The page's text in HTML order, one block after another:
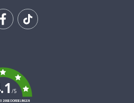
/5
BEOORDELINGEN